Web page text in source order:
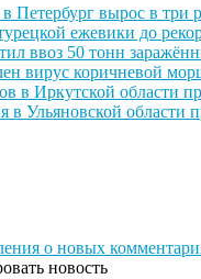
вырос в три
ежевики до
ввоз 50 тонн
вирус коричневой
в Иркутской области
в Ульяновской области
о новых
новость